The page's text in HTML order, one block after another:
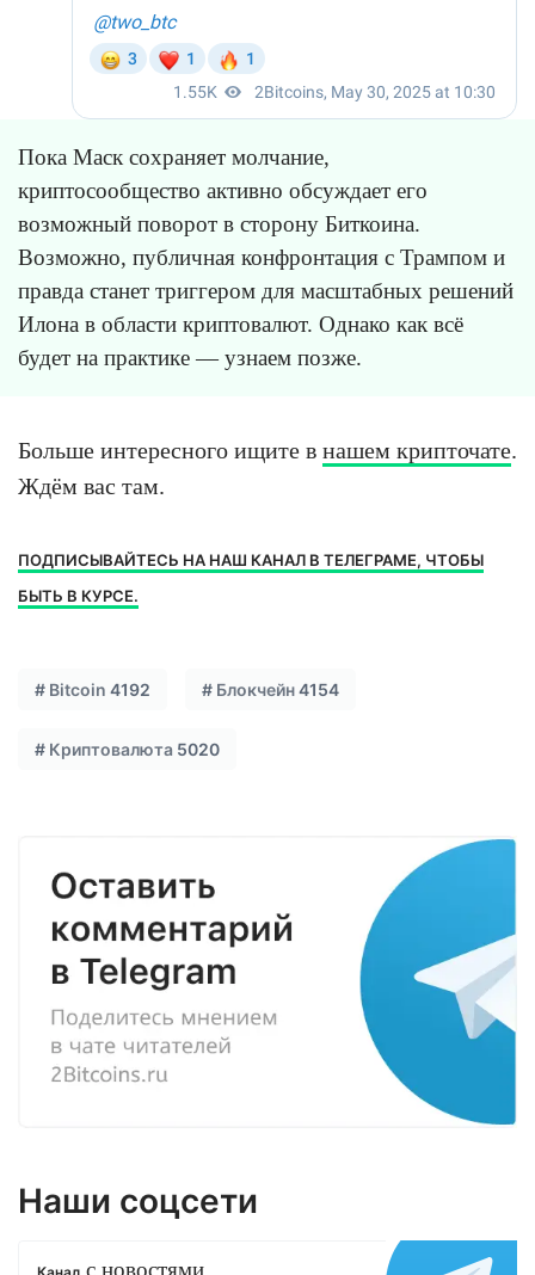
Пока Маск сохраняет молчание,
криптосообщество активно обсуждает его
возможный поворот в сторону Биткоина.
Возможно, публичная конфронтация с Трампом и
правда станет триггером для масштабных решений
Илона в области криптовалют. Однако как всё
будет на практике — узнаем позже.
Больше интересного ищите в нашем крипточате.
Ждём вас там.
ПОДПИСЫВАЙТЕСЬ НА НАШ КАНАЛ В ТЕЛЕГРАМЕ, ЧТОБЫ
БЫТЬ В КУРСЕ.
# Bitcoin 4192 # Блокчейн4154
# Криптовалюта 5020
Наши соцсети
с новостями